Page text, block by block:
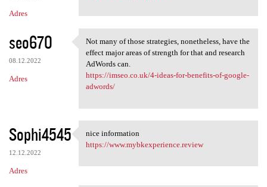
Adres
seo670
08.12.2022
Adres
Not many of those strategies,
Not many of those strategies, nonetheless, have the
effect major areas of strength for that and research
AdWords can.
https://imseo.co.uk/4-ideas-for-benefits-of-google-
adwords/
Sophi4545
12.12.2022
Adres
nice information
nice information
https://www.mybkexperience.review